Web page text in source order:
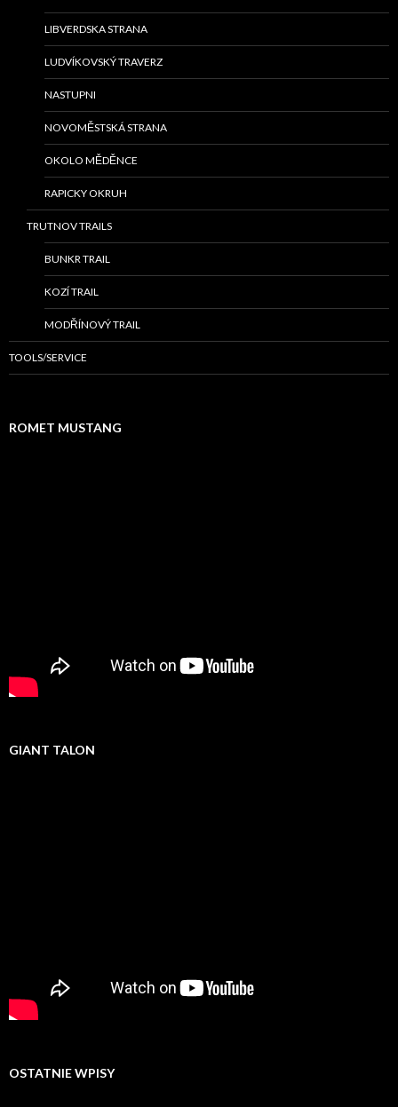
LIBVERDSKA STRANA
LUDVÍKOVSKÝ TRAVERZ
NASTUPNI
NOVOMĚSTSKÁ STRANA
OKOLO MĚDĚNCE
RAPICKY OKRUH
TRUTNOV TRAILS
BUNKR TRAIL
KOZÍ TRAIL
MODŘÍNOVÝ TRAIL
TOOLS/SERVICE
ROMET MUSTANG
GIANT TALON
OSTATNIE WPISY